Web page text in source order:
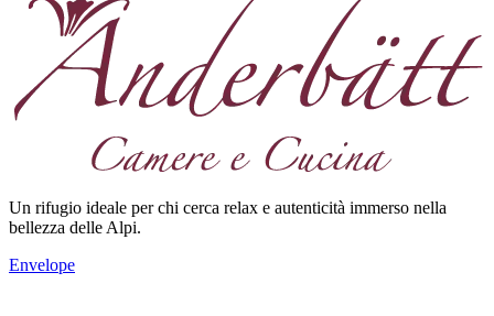
Un rifugio ideale per chi cerca relax e autenticità immerso nella
bellezza delle Alpi.
Envelope